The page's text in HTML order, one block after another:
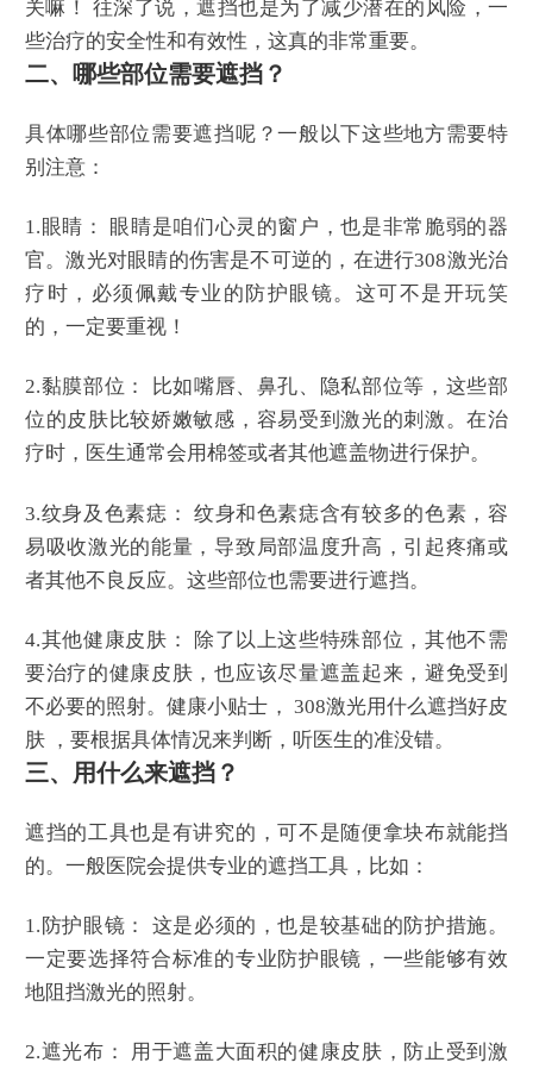
关嘛！ 往深了说，遮挡也是为了减少潜在的风险，一
些治疗的安全性和有效性，这真的非常重要。
二、哪些部位需要遮挡？
具体哪些部位需要遮挡呢？一般以下这些地方需要特
别注意：
1.眼睛： 眼睛是咱们心灵的窗户，也是非常脆弱的器
官。激光对眼睛的伤害是不可逆的，在进行308激光治
疗时，必须佩戴专业的防护眼镜。这可不是开玩笑
的，一定要重视！
2.黏膜部位： 比如嘴唇、鼻孔、隐私部位等，这些部
位的皮肤比较娇嫩敏感，容易受到激光的刺激。在治
疗时，医生通常会用棉签或者其他遮盖物进行保护。
3.纹身及色素痣： 纹身和色素痣含有较多的色素，容
易吸收激光的能量，导致局部温度升高，引起疼痛或
者其他不良反应。这些部位也需要进行遮挡。
4.其他健康皮肤： 除了以上这些特殊部位，其他不需
要治疗的健康皮肤，也应该尽量遮盖起来，避免受到
不必要的照射。健康小贴士， 308激光用什么遮挡好皮
肤 ，要根据具体情况来判断，听医生的准没错。
三、用什么来遮挡？
遮挡的工具也是有讲究的，可不是随便拿块布就能挡
的。一般医院会提供专业的遮挡工具，比如：
1.防护眼镜： 这是必须的，也是较基础的防护措施。
一定要选择符合标准的专业防护眼镜，一些能够有效
地阻挡激光的照射。
2.遮光布： 用于遮盖大面积的健康皮肤，防止受到激